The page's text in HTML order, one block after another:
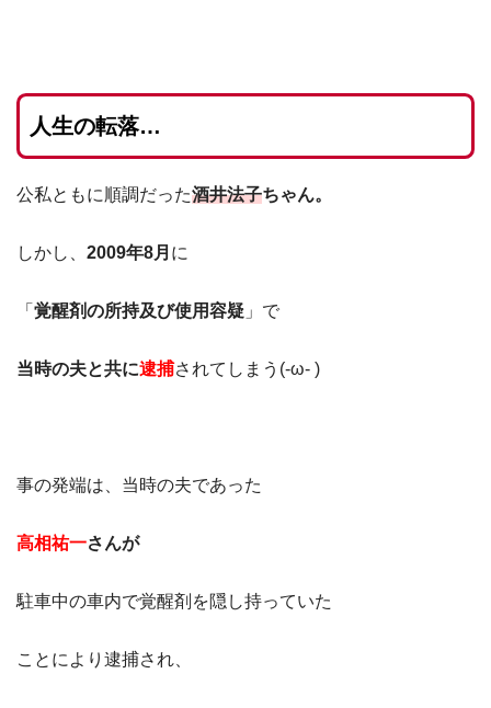
人生の転落…
公私ともに順調だった酒井法子ちゃん。
しかし、 2009年8月 に
「 覚醒剤の所持及び使用容疑 」で
当時の夫と共に逮捕されてしまう(-ω- )
事の発端は、当時の夫であった
高相祐一さんが
駐車中の車内で覚醒剤を隠し持っていた
ことにより逮捕され、